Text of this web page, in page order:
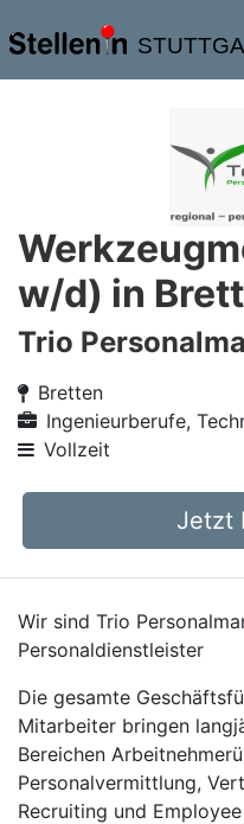
w/d) in
Trio
Bretten
Ingenieurberufe,
Vollzeit
Jetzt
Wir sind Trio
Personaldienstleister
Die gesamte
Mitarbeiter bringen
Bereichen
Personalvermittlung,
Recruiting und